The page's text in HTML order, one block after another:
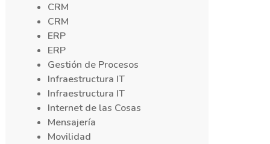
CRM
CRM
ERP
ERP
Gestión de Procesos
Infraestructura IT
Infraestructura IT
Internet de las Cosas
Mensajería
Movilidad